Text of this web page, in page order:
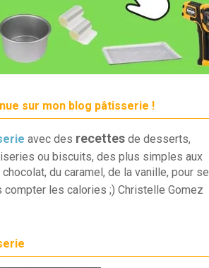
sur mon blog pâtisserie !
avec des recettes de desserts,
ou biscuits, des plus simples aux
du caramel, de la vanille, pour se
compter les calories ;) Christelle Gomez